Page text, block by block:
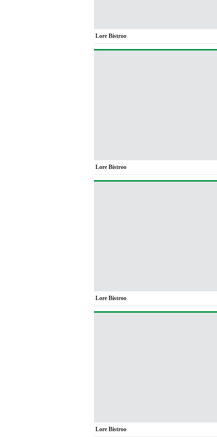
Lore Bistroo
Lore Bistroo
Lore Bistroo
Lore Bistroo